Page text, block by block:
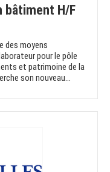
bâtiment H/F
des moyens
pour le pôle
et patrimoine de la
son nouveau...